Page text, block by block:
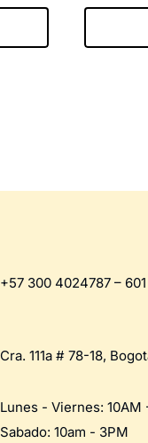
+57 300 4024787 –
Cra. 111a # 78-18,
Lunes - Viernes: 10AM
Sabado: 10am - 3PM